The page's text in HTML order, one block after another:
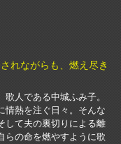
れながらも、燃え尽き
人である中城ふみ子。
情熱を注ぐ日々。そんな
して夫の裏切りによる離
らの命を燃やすように歌